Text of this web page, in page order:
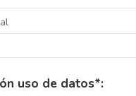
uso de datos*: